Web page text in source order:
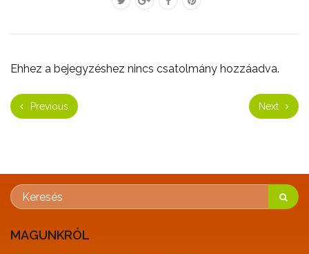
Ehhez a bejegyzéshez nincs csatolmány hozzáadva.
Previous Next
MAGUNKRÓL